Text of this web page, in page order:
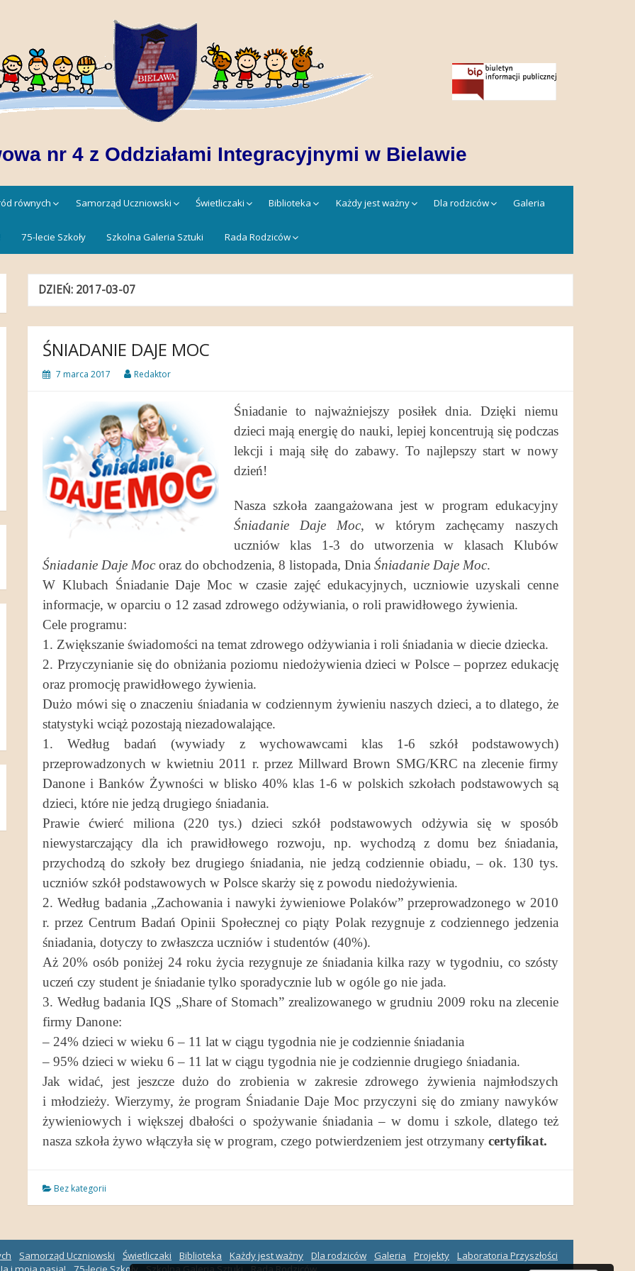
nr 4 z Oddziałami Integracyjnymi w Bielawie
równych Samorząd Uczniowski Świetliczaki Biblioteka Każdy jest ważny Dla rodziców Galeria
75-lecie Szkoły Szkolna Galeria Sztuki Rada Rodziców
DZIEŃ: 2017-03-07
ŚNIADANIE DAJE MOC
7 marca 2017 Redaktor
Śniadanie to najważniejszy posiłek dnia. Dzięki niemu
dzieci mają energię do nauki, lepiej koncentrują się podczas
lekcji i mają siłę do zabawy. To najlepszy start w nowy
dzień!
Nasza szkoła zaangażowana jest w program edukacyjny
Śniadanie Daje Moc, w którym zachęcamy naszych
uczniów klas 1-3 do utworzenia w klasach Klubów
Śniadanie Daje Moc oraz do obchodzenia, 8 listopada, Dnia Śniadanie Daje Moc.
W Klubach Śniadanie Daje Moc w czasie zajęć edukacyjnych, uczniowie uzyskali cenne
informacje, w oparciu o 12 zasad zdrowego odżywiania, o roli prawidłowego żywienia.
Cele programu:
1. Zwiększanie świadomości na temat zdrowego odżywiania i roli śniadania w diecie dziecka.
2. Przyczynianie się do obniżania poziomu niedożywienia dzieci w Polsce – poprzez edukację
oraz promocję prawidłowego żywienia.
Dużo mówi się o znaczeniu śniadania w codziennym żywieniu naszych dzieci, a to dlatego, że
statystyki wciąż pozostają niezadowalające.
1. Według badań (wywiady z wychowawcami klas 1-6 szkół podstawowych)
przeprowadzonych w kwietniu 2011 r. przez Millward Brown SMG/KRC na zlecenie firmy
Danone i Banków Żywności w blisko 40% klas 1-6 w polskich szkołach podstawowych są
dzieci, które nie jedzą drugiego śniadania.
Prawie ćwierć miliona (220 tys.) dzieci szkół podstawowych odżywia się w sposób
niewystarczający dla ich prawidłowego rozwoju, np. wychodzą z domu bez śniadania,
przychodzą do szkoły bez drugiego śniadania, nie jedzą codziennie obiadu, – ok. 130 tys.
uczniów szkół podstawowych w Polsce skarży się z powodu niedożywienia.
2. Według badania „Zachowania i nawyki żywieniowe Polaków” przeprowadzonego w 2010
r. przez Centrum Badań Opinii Społecznej co piąty Polak rezygnuje z codziennego jedzenia
śniadania, dotyczy to zwłaszcza uczniów i studentów (40%).
Aż 20% osób poniżej 24 roku życia rezygnuje ze śniadania kilka razy w tygodniu, co szósty
uczeń czy student je śniadanie tylko sporadycznie lub w ogóle go nie jada.
3. Według badania IQS „Share of Stomach” zrealizowanego w grudniu 2009 roku na zlecenie
firmy Danone:
– 24% dzieci w wieku 6 – 11 lat w ciągu tygodnia nie je codziennie śniadania
– 95% dzieci w wieku 6 – 11 lat w ciągu tygodnia nie je codziennie drugiego śniadania.
Jak widać, jest jeszcze dużo do zrobienia w zakresie zdrowego żywienia najmłodszych
i młodzieży. Wierzymy, że program Śniadanie Daje Moc przyczyni się do zmiany nawyków
żywieniowych i większej dbałości o spożywanie śniadania – w domu i szkole, dlatego też
nasza szkoła żywo włączyła się w program, czego potwierdzeniem jest otrzymany certyfikat.
Bez kategorii
Samorząd Uczniowski Świetliczaki Biblioteka Każdy jest ważny Dla rodziców Galeria Projekty
Laboratoria Przyszłości